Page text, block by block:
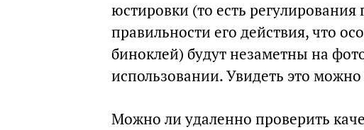
юстировки (то есть
правильности его действия, что
биноклей) будут незаметны на
использовании. Увидеть это
Можно ли удаленно проверить